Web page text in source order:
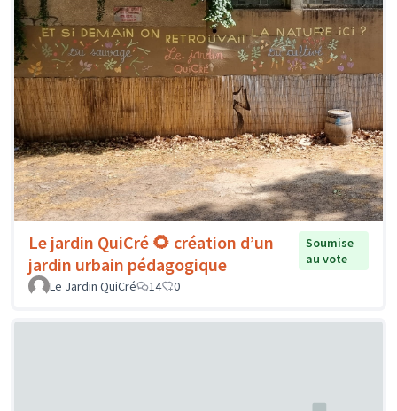
Le jardin QuiCré 🌻 création d’un
jardin urbain pédagogique
Soumise
au vote
Le Jardin QuiCré
14 0